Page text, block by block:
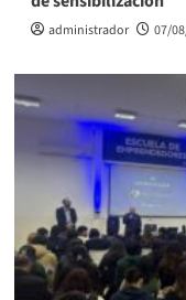
administrador 07/